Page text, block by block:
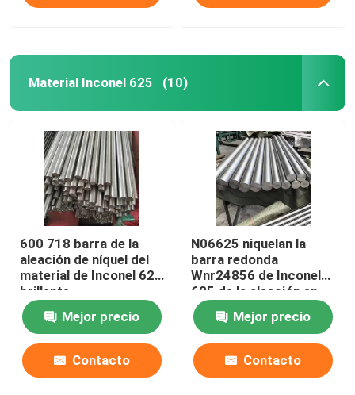
Material Inconel 625 (10)
600 718 barra de la
aleación de níquel del
material de Inconel 625
brillante
Mejor precio
Contacto
N06625 niquelan la
barra redonda
Wnr24856 de Inconel
625 de la aleación en
frío
Mejor precio
Contacto